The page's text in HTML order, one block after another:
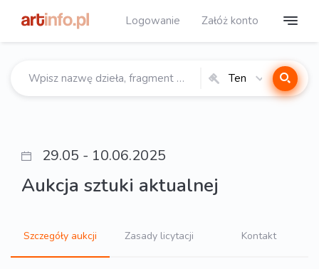
Logowanie Załóż konto
Ten
29.05 - 10.06.2025
Aukcja sztuki aktualnej
Szczegóły aukcji Zasady licytacji Kontakt